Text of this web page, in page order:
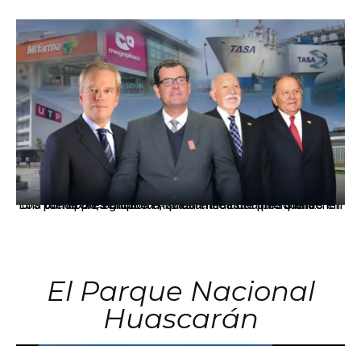
Los principales grupos empresariales del país mantienen una fuerte presencia en Áncash mediante inversiones en comercio, educación, salud e industria pesquera.
El Parque Nacional
Huascarán